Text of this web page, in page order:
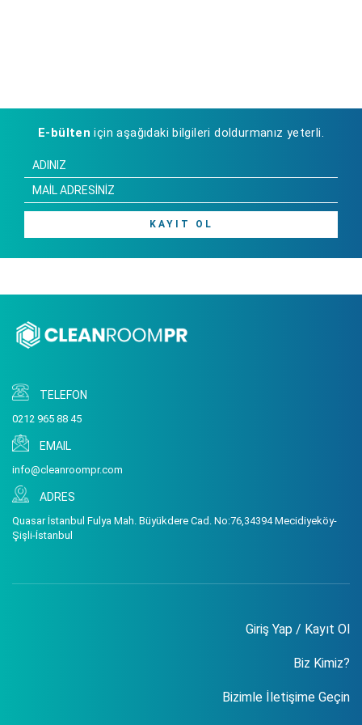
E-bülten için aşağıdaki bilgileri doldurmanız yeterli.
KAYIT OL
TELEFON
0212 965 88 45
EMAIL
info@cleanroompr.com
ADRES
Quasar İstanbul Fulya Mah. Büyükdere Cad. No:76,34394 Mecidiyeköy-
Şişli-İstanbul
Giriş Yap / Kayıt Ol
Biz Kimiz?
Bizimle İletişime Geçin